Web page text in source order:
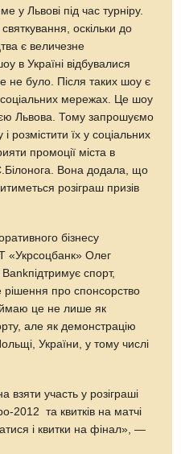
у Львові під час турніру.
оскільки до
є величезне
в Україні відбувалися
не було. Після таких шоу є
соціальних мережах. Це шоу
Львова. Тому запрошуємо
розмістити їх у соціальних
промоції міста в
Вона додала, що
розіграш призів
бізнесу
«Укрсоцбанк» Олег
спорт,
про спонсорство
це не лише як
але як демонстрацію
України, у тому числі
взяти участь у розіграші
2012 та квитків на матчі
і квитки на фінал», —